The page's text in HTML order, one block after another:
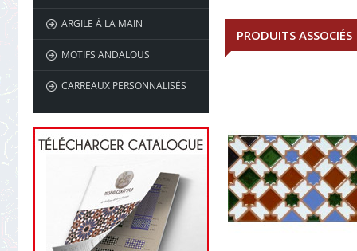
ARGILE À LA MAIN
MOTIFS ANDALOUS
CARREAUX PERSONNALISÉS
PRODUITS ASSOCIÉS